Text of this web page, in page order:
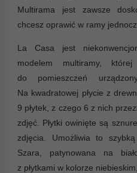
Multirama jest zawsze
chcesz oprawić w ramy
La Casa jest
modelem multiramy,
do pomieszczeń
Na kwadratowej płycie z
9 płytek, z czego 6 z nich
zdjęć. Płytki owinięte są
zdjęcia. Umożliwia to
Szara, patynowana na
z płytkami w kolorze